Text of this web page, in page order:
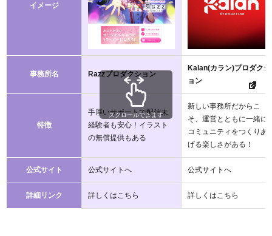
イメージ
事務所名 Razzプロダクション
Kalan(カラン)プロダクシ
ョン
特徴
手厚いサポートで配信未
経験者も安心！イラスト
の無償提供もある
新しい事務所だからこ
そ、運営とともに一緒に
コミュニティをつくりあ
げる楽しさがある！
公式サイト 公式サイトへ 公式サイトへ
詳細リンク 詳しくはこちら 詳しくはこちら
スクロールできます